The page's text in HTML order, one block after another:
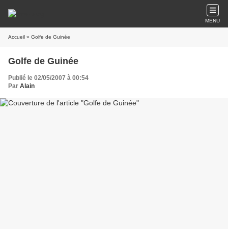
MENU
Accueil » Golfe de Guinée
Golfe de Guinée
Publié le 02/05/2007 à 00:54
Par Alain